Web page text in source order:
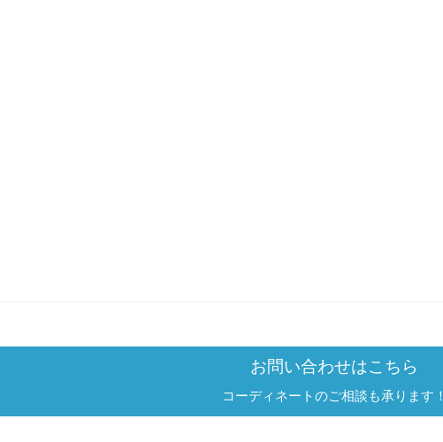
お問い合わせはこちら
コーディネートのご相談も承ります！